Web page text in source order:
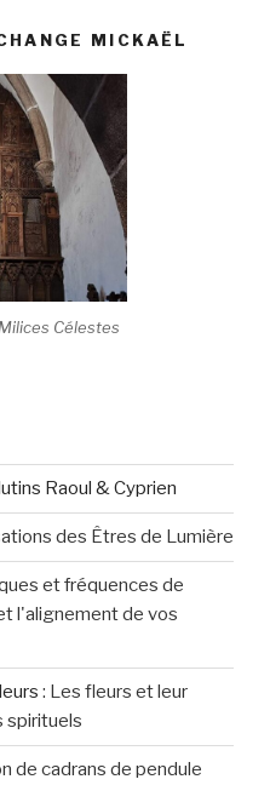
MICKAËL
Célestes
Raoul & Cyprien
des Êtres de Lumière
et fréquences de
l'alignement de vos
: Les fleurs et leur
spirituels
de cadrans de pendule